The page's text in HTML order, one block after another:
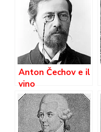
Anton Čechov e il
vino